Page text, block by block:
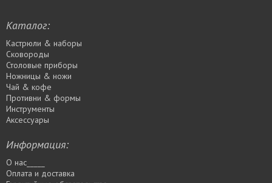
Каталог:
Кастрюли & наборы
Сковороды
Столовые приборы
Ножницы & ножи
Чай & кофе
Противни & формы
Инструменты
Аксессуары
Информация:
О нас_____
Оплата и доставка